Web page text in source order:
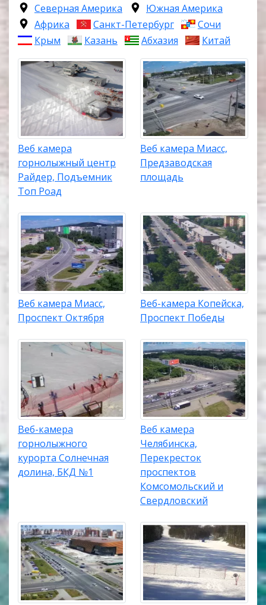
Северная Америка
Южная Америка
Африка
Санкт-Петербург
Сочи
Крым
Казань Абхазия Китай
Веб камера
горнолыжный центр
Райдер, Подъемник
Топ Роад
Веб камера Миасс,
Предзаводская
площадь
Веб камера Миасс,
Проспект Октября
Веб-камера Копейска,
Проспект Победы
Веб-камера
горнолыжного
курорта Солнечная
долина, БКД №1
Веб камера
Челябинска,
Перекресток
проспектов
Комсомольский и
Свердловский